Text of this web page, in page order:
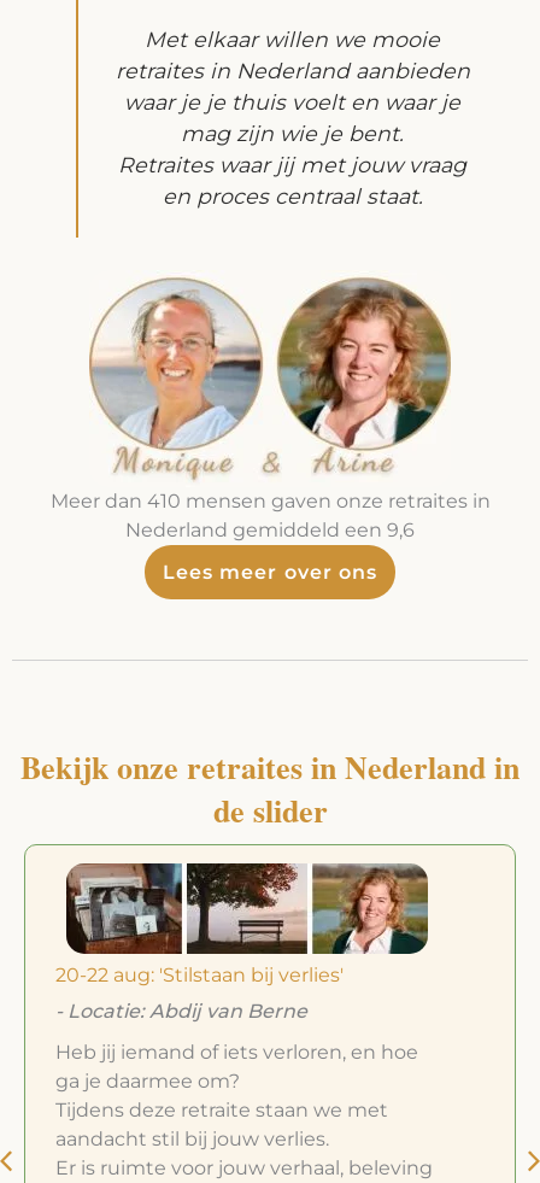
Met elkaar willen we mooie
retraites in Nederland aanbieden
waar je je thuis voelt en waar je
mag zijn wie je bent.
Retraites waar jij met jouw vraag
en proces centraal staat.
Meer dan 410 mensen gaven onze retraites in
Nederland gemiddeld een 9,6
Lees meer over ons
Bekijk onze retraites in Nederland in
de slider
20-22 aug: 'Stilstaan bij verlies'
- Locatie: Abdij van Berne
Heb jij iemand of iets verloren, en hoe
ga je daarmee om?
Tijdens deze retraite staan we met
aandacht stil bij jouw verlies.
Er is ruimte voor jouw verhaal, beleving